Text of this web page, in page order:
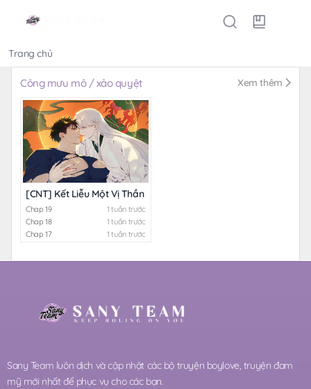
Trang chủ
Công mưu mô / xảo quyệt Xem thêm
[CNT] Kết Liễu Một Vị Thần
Chap 19
1 tuần trước
Chap 18
1 tuần trước
Chap 17
1 tuần trước
Sany Team luôn dịch và cập nhật các bộ truyện boylove, truyện đam
mỹ mới nhất để phục vụ cho các bạn.